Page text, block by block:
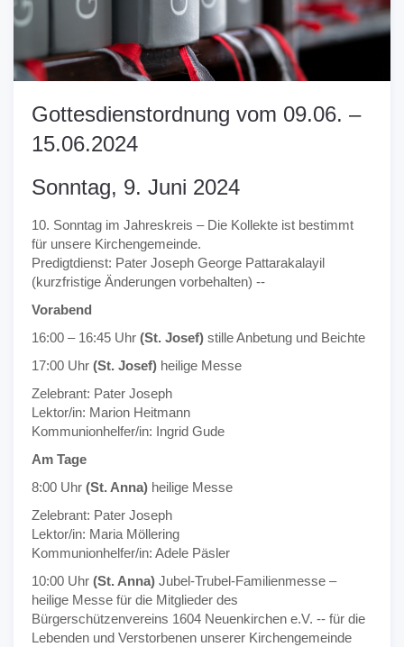
Gottesdienstordnung vom 09.06. –
15.06.2024
Sonntag, 9. Juni 2024
10. Sonntag im Jahreskreis – Die Kollekte ist bestimmt
für unsere Kirchengemeinde.
Predigtdienst: Pater Joseph George Pattarakalayil
(kurzfristige Änderungen vorbehalten) --
Vorabend
16:00 – 16:45 Uhr (St. Josef) stille Anbetung und Beichte
17:00 Uhr (St. Josef) heilige Messe
Zelebrant: Pater Joseph
Lektor/in: Marion Heitmann
Kommunionhelfer/in: Ingrid Gude
Am Tage
8:00 Uhr (St. Anna) heilige Messe
Zelebrant: Pater Joseph
Lektor/in: Maria Möllering
Kommunionhelfer/in: Adele Päsler
10:00 Uhr (St. Anna) Jubel-Trubel-Familienmesse –
heilige Messe für die Mitglieder des
Bürgerschützenvereins 1604 Neuenkirchen e.V. -- für die
Lebenden und Verstorbenen unserer Kirchengemeinde